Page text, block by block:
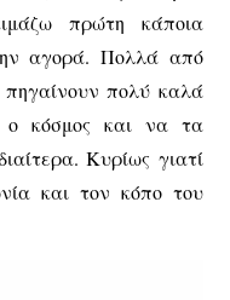
πρώτη κάποια
αγορά. Πολλά από
πολύ καλά
κόσμος και να τα
Κυρίως γιατί
και τον κόπο του